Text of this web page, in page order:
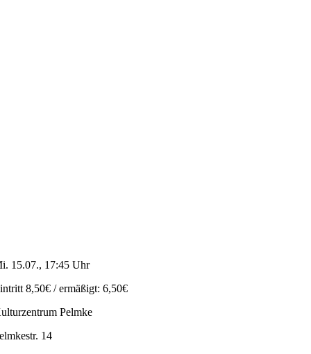
15.07., 17:45 Uhr
8,50€ / ermäßigt: 6,50€
Pelmke
14